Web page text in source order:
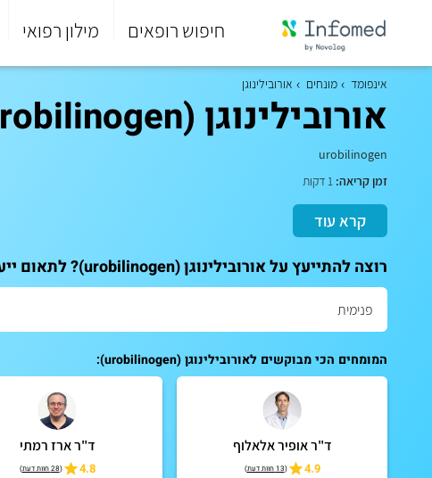
חיפוש רופאים מילון רפואי
סוף
אינפומד מונחים אורובילינוגן
אורובילינוגן (urobilinogen)
urobilinogen
זמן קריאה:
קרא עוד
רוצה להתייעץ על אורובילינוגן (urobilinogen)? לתאום ייעוץ אישי עם המומחים שלנו:
המומחים הכי מבוקשים לאורובילינוגן (urobilinogen):
ד"ר אופיר אלאלוף
4.9
(13 חוות דעת )
ד"ר ארז רמתי
4.8
(28 חוות דעת )